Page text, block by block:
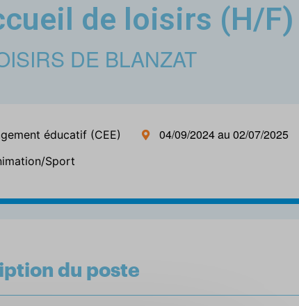
de loisirs (H/F)
DE BLANZAT
éducatif (CEE) 04/09/2024 au 02/07/2025
Sport
du poste